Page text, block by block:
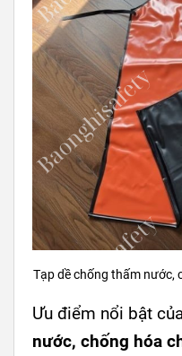
Tạp dề chống thấm nước,
Ưu điểm nổi bật
nước, chống hóa